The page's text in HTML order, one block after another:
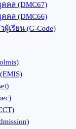
คล (DMC67)
คล (DMC66)
เรียน (G-Code)